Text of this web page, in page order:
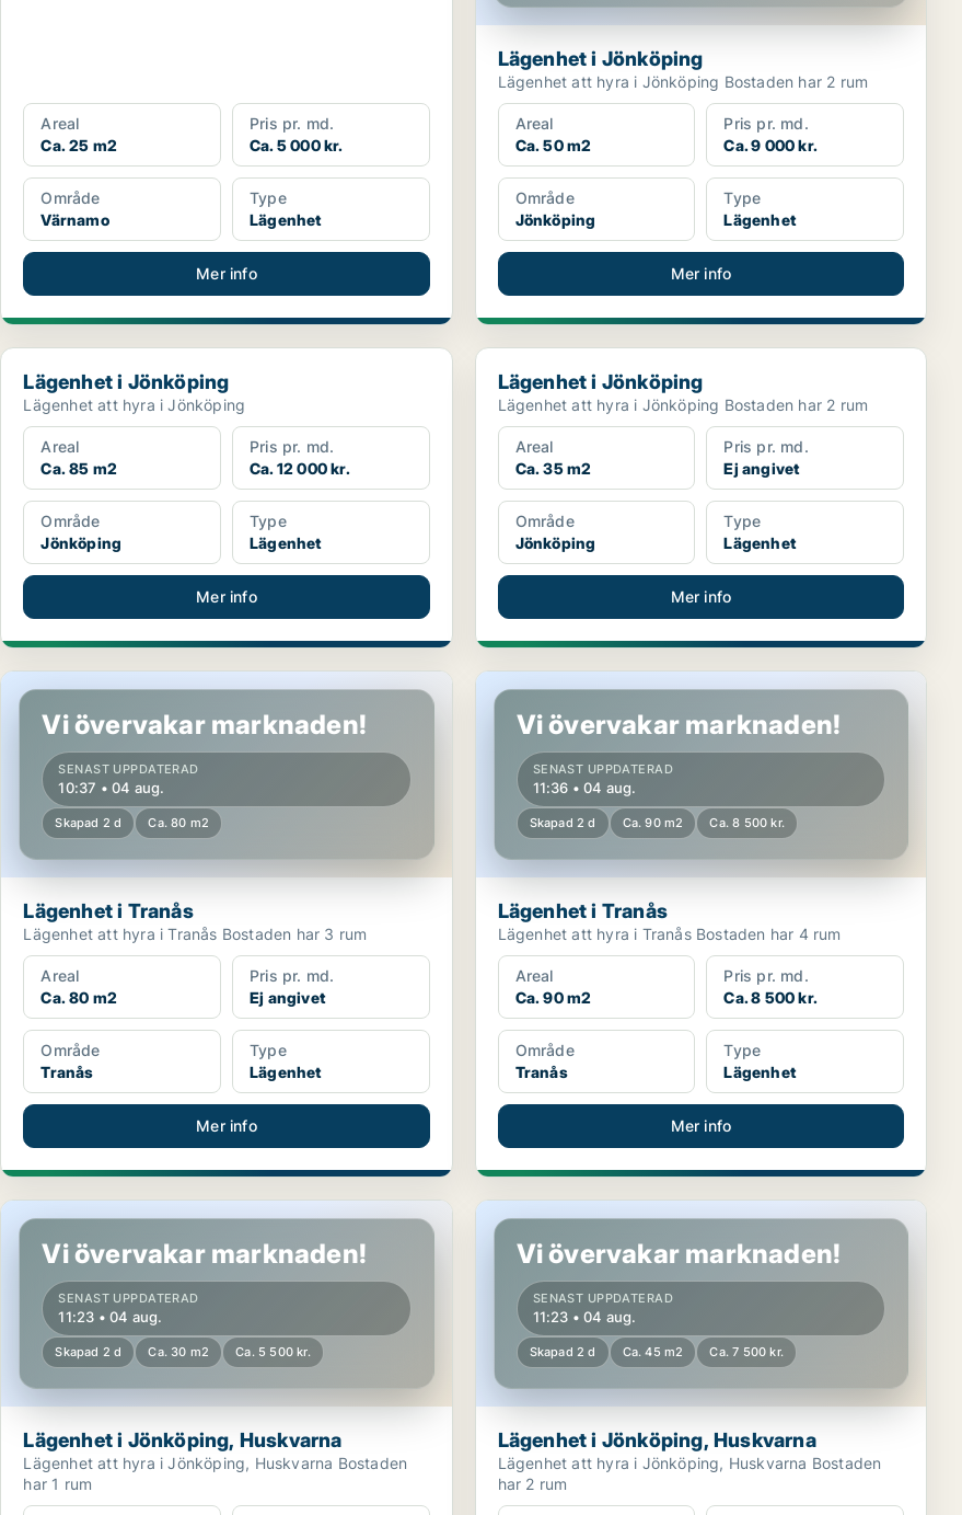
Areal
Ca. 25 m2
Pris pr. md.
Ca. 5 000 kr.
Område
Värnamo
Type
Lägenhet
Mer info
Lägenhet i Jönköping
Lägenhet att hyra i Jönköping Bostaden har 2 rum
Areal
Ca. 50 m2
Pris pr. md.
Ca. 9 000 kr.
Område
Jönköping
Type
Lägenhet
Mer info
Lägenhet i Jönköping
Lägenhet i Jönköping
Lägenhet att hyra i Jönköping
Areal
Ca. 85 m2
Pris pr. md.
Ca. 12 000 kr.
Område
Jönköping
Type
Lägenhet
Mer info
Lägenhet i Jönköping
Lägenhet i Jönköping
Lägenhet att hyra i Jönköping Bostaden har 2 rum
Areal
Ca. 35 m2
Pris pr. md.
Ej angivet
Område
Jönköping
Type
Lägenhet
Mer info
Lägenhet i Tranås
Vi övervakar marknaden!
SENAST UPPDATERAD
10:37 • 04 aug.
Skapad 2 d Ca. 80 m2
Lägenhet i Tranås
Lägenhet att hyra i Tranås Bostaden har 3 rum
Areal
Ca. 80 m2
Pris pr. md.
Ej angivet
Område
Tranås
Type
Lägenhet
Mer info
Lägenhet i Tranås
Vi övervakar marknaden!
SENAST UPPDATERAD
11:36 • 04 aug.
Skapad 2 d Ca. 90 m2 Ca. 8 500 kr.
Lägenhet i Tranås
Lägenhet att hyra i Tranås Bostaden har 4 rum
Areal
Ca. 90 m2
Pris pr. md.
Ca. 8 500 kr.
Område
Tranås
Type
Lägenhet
Mer info
Lägenhet i Jönköping, Huskvarna
Vi övervakar marknaden!
SENAST UPPDATERAD
11:23 • 04 aug.
Skapad 2 d Ca. 30 m2 Ca. 5 500 kr.
Lägenhet i Jönköping, Huskvarna
Lägenhet att hyra i Jönköping, Huskvarna Bostaden
har 1 rum
Lägenhet i Jönköping, Huskvarna
Vi övervakar marknaden!
SENAST UPPDATERAD
11:23 • 04 aug.
Skapad 2 d Ca. 45 m2 Ca. 7 500 kr.
Lägenhet i Jönköping, Huskvarna
Lägenhet att hyra i Jönköping, Huskvarna Bostaden
har 2 rum